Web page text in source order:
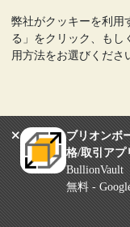
弊社がクッキーを利用
る」をクリック、もし
用方法をお選びくださ
ブリオンボ
格/取引アプ
無料 -
London
W6 8DA
United Kingdom
貴金属の価値は下
す。過去の傾向は、
ん。BullionVaultのウ
ュニケーション上のい
せん。顧客は、金及び
するために、専門家の
Galmarley Ltd, trading
4943684
BullionVault Ltd © 2026